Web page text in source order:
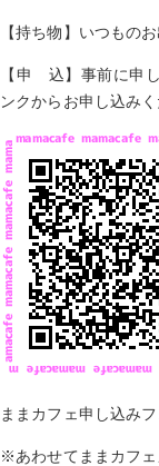
【持ち物】いつもの
【申 込】事前に申
ンクからお申し込みく
ままカフェ申し込み
※あわせてままカフェ